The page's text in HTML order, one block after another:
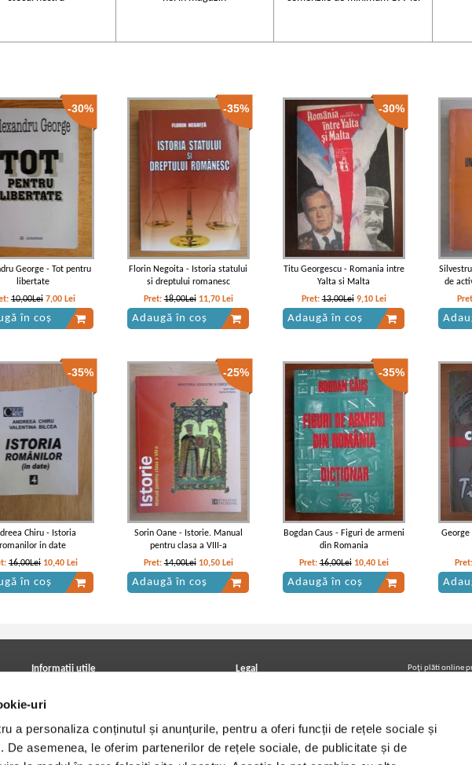
uri
a personaliza conținutul și anunțurile, pentru a oferi funcții de rețele sociale și
De asemenea, le oferim partenerilor de rețele sociale, de publicitate și de
-30%
George - Tot pentru
libertate
10,00Lei 7,00 Lei
în coș
-35%
Florin Negoita - Istoria statului
si dreptului romanesc
Pret:18,00Lei 11,70 Lei
Adaugă în coș
-30%
Titu Georgescu - Romania intre
Yalta si Malta
Pret:13,00Lei 9,10 Lei
Adaugă în coș
de
-35%
Chiru - Istoria
romanilor in date
16,00Lei 10,40 Lei
în coș
-25%
Sorin Oane - Istorie. Manual
pentru clasa a VIII-a
Pret:14,00Lei 10,50 Lei
Adaugă în coș
-35%
Bogdan Caus - Figuri de armeni
din Romania
Pret:16,00Lei 10,40 Lei
Adaugă în coș
George
Informatii utile
Achizitii viniluri, casete, CD/DVD
Cum cumpar?
Politica de livrare
Retur comenzi
Legal
Termeni si conditii
Utilizare cookie-uri
Poţi plăti online
Urmăreşte-ne pe